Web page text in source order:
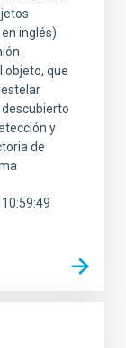
inglés)
objeto, que
y
de